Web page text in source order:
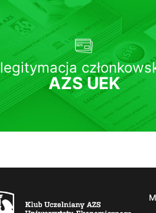
legitymacja
AZS UEK